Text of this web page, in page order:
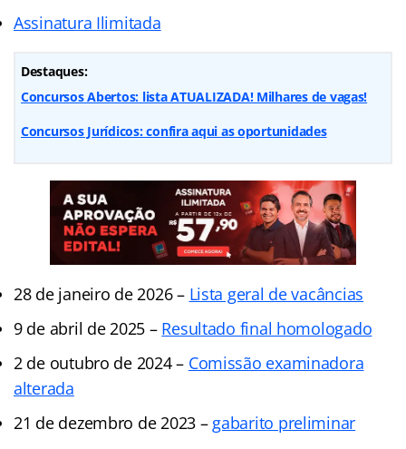
Assinatura Ilimitada
Destaques:
Concursos Abertos: lista ATUALIZADA! Milhares de vagas!
Concursos Jurídicos: confira aqui as oportunidades
28 de janeiro de 2026 – Lista geral de vacâncias
9 de abril de 2025 – Resultado final homologado
2 de outubro de 2024 – Comissão examinadora
alterada
21 de dezembro de 2023 – gabarito preliminar